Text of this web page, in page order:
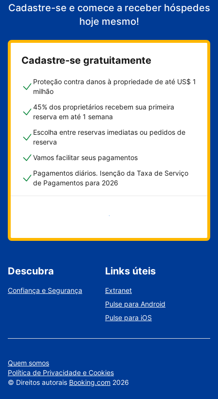
Cadastre-se e comece a receber hóspedes
hoje mesmo!
Cadastre-se gratuitamente
Proteção contra danos à propriedade de até US$ 1
milhão
45% dos proprietários recebem sua primeira
reserva em até 1 semana
Escolha entre reservas imediatas ou pedidos de
reserva
Vamos facilitar seus pagamentos
Pagamentos diários. Isenção da Taxa de Serviço
de Pagamentos para 2026
Comece agora
Descubra
Confiança e Segurança
Links úteis
Extranet
Pulse para Android
Pulse para iOS
Quem somos
Política de Privacidade e Cookies
© Direitos autorais Booking.com 2026